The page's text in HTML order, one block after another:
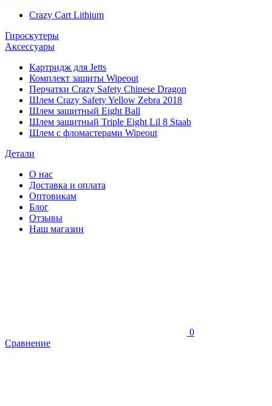
Crazy Cart Lithium
Гироскутеры
Аксессуары
Картридж для Jetts
Комплект защиты Wipeout
Перчатки Crazy Safety Chinese Dragon
Шлем Crazy Safety Yellow Zebra 2018
Шлем защитный Eight Ball
Шлем защитный Triple Eight Lil 8 Staab
Шлем с фломастерами Wipeout
Детали
О нас
Доставка и оплата
Оптовикам
Блог
Отзывы
Наш магазин
0
Сравнение